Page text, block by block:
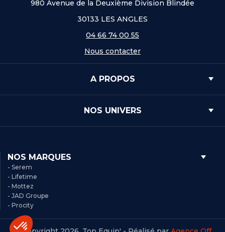
980 Avenue de la Deuxième Division Blindée
30133 LES ANGLES
04 66 74 00 55
Nous contacter
A PROPOS
NOS UNIVERS
NOS MARQUES
- Serem
- Lifetime
- Mottez
- JAD Groupe
- Procity